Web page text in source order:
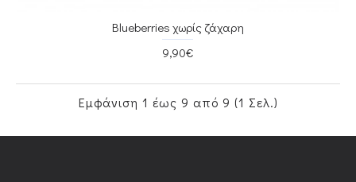
Blueberries χωρίς ζάχαρη
9,90€
Εμφάνιση 1 έως 9 από 9 (1 Σελ.)